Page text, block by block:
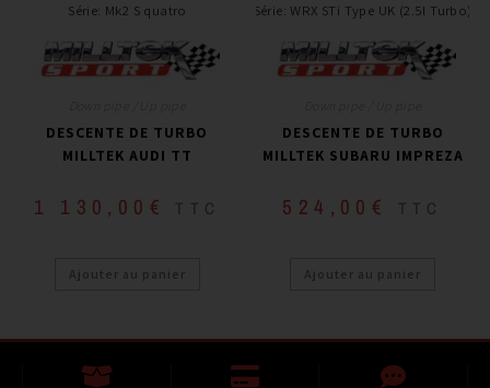
Série: Mk2 S quatro
DESCENTE DE TURBO
MILLTEK AUDI TT
1 130,00 € TTC
Ajouter au panier
Série:WRX STi Type UK (2.5l Turbo)
DESCENTE DE TURBO
MILLTEK SUBARU IMPREZA
524,00 € TTC
Ajouter au panier